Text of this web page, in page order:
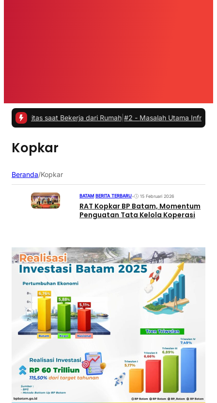
saat Bekerja dari Rumah |#2 -Masalah Utama Infrastruktur
Kopkar
Beranda/Kopkar
BATAM BERITA TERBARU• 15 Februari 2026
RAT Kopkar BP Batam, Momentum
Penguatan Tata Kelola Koperasi